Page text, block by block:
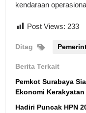
kendaraan
Post Views: 233
Ditag
Berita Terkait
Pemkot Surabaya
Ekonomi
Hadiri Puncak HPN